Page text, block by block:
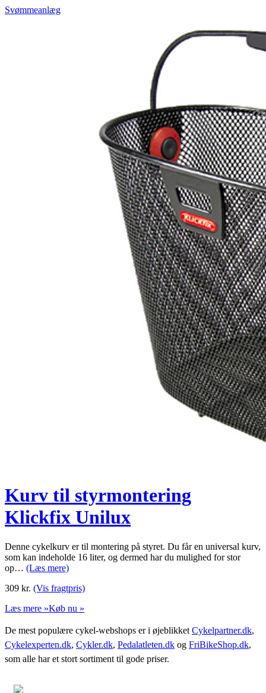
Svømmeanlæg
Kurv til styrmontering
Klickfix Unilux
Denne cykelkurv er til montering på styret. Du får en universal kurv,
som kan indeholde 16 liter, og dermed har du mulighed for stor
op… (Læs mere)
309 kr. (Vis fragtpris)
Læs mere »Køb nu »
De mest populære cykel-webshops er i øjeblikket Cykelpartner.dk,
Cykelexperten.dk, Cykler.dk, Pedalatleten.dk og FriBikeShop.dk,
som alle har et stort sortiment til gode priser.